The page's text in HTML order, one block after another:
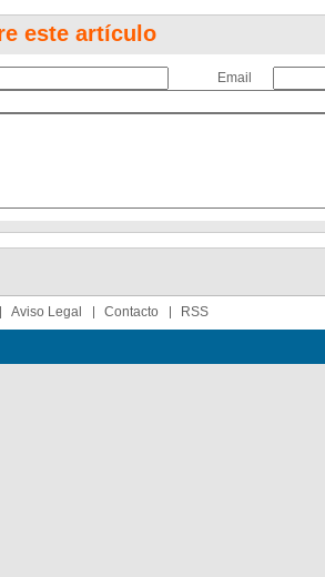
este artículo
Email
Aviso Legal Contacto RSS